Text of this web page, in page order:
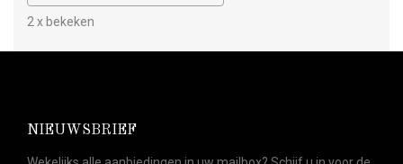
2 x bekeken
NIEUWSBRIEF